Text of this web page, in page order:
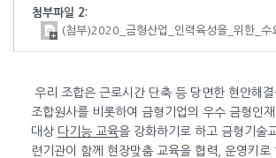
첨부파일 2:
(첨부)2020_금형산업_인력육성을_위한_
우리 조합은 근로시간 단축 등 당면한 현안해
조합원사를 비롯하여 금형기업의 우수 금형인
대상 다기능 교육을 강화하기로 하고 금형기술
련기관이 함께 현장맞춤 교육을 협력, 운영키로